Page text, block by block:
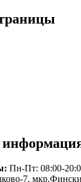
Пн-Пт: 08:00-
7,